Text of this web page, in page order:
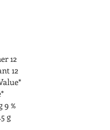
12
12
9 %
g